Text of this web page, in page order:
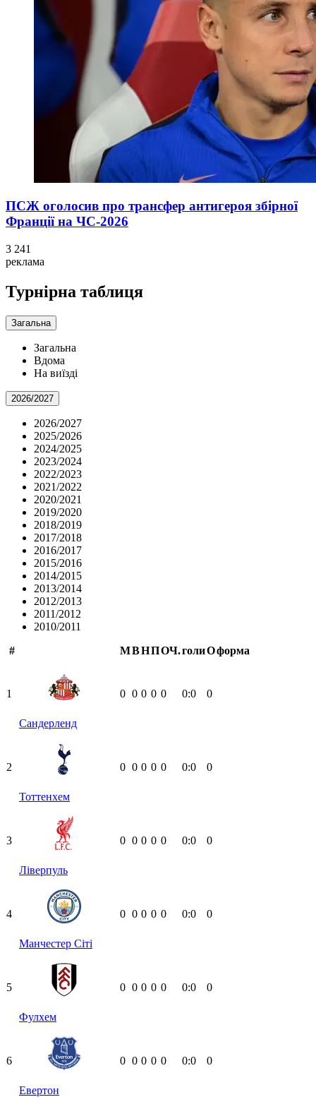
ПСЖ оголосив про трансфер антигероя збірної
Франції на ЧС-2026
3 241
реклама
Турнірна таблиця
Загальна
Загальна
Вдома
На виїзді
2026/2027
2026/2027
2025/2026
2024/2025
2023/2024
2022/2023
2021/2022
2020/2021
2019/2020
2018/2019
2017/2018
2016/2017
2015/2016
2014/2015
2013/2014
2012/2013
2011/2012
2010/2011
#
МВНПОЧ.голиОформа
1
Сандерленд
0 0 0 0 0 0:0 0
2
Тоттенхем
0 0 0 0 0 0:0 0
3
Ліверпуль
0 0 0 0 0 0:0 0
4
Манчестер Сіті
0 0 0 0 0 0:0 0
5
Фулхем
0 0 0 0 0 0:0 0
6
Евертон
0 0 0 0 0 0:0 0